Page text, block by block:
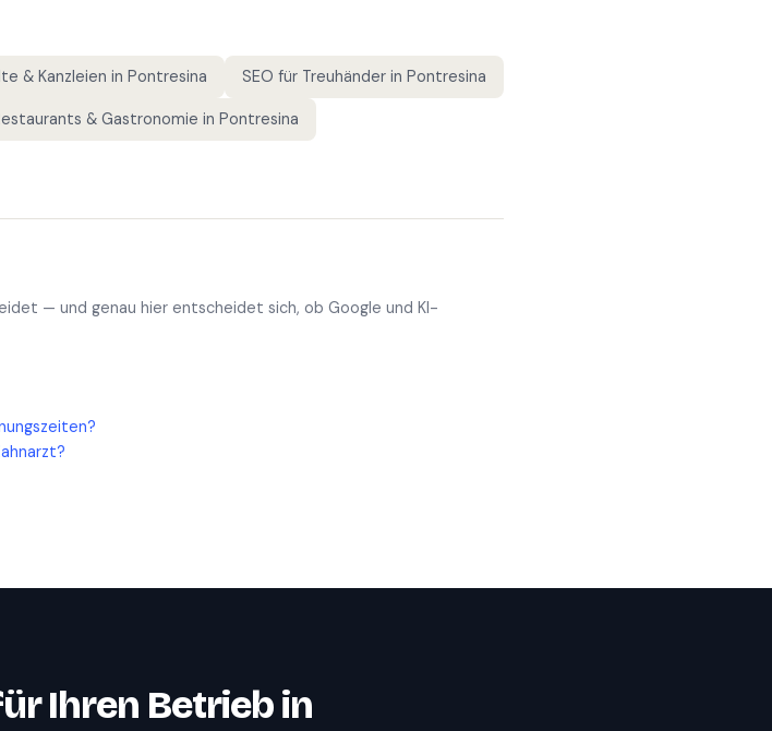
& Kanzleien in Pontresina SEO für Treuhänder in Pontresina
& Gastronomie in Pontresina
— und genau hier entscheidet sich, ob Google und KI-
Ihren Betrieb in